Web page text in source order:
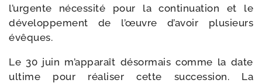
l’urgente néces­si­té pour la conti­nua­tion et le
déve­lop­pe­ment de l’œuvre d’avoir plu­sieurs
évêques.
Le 30 juin m’apparaît désor­mais comme la date
ultime pour réa­li­ser cette suc­ces­sion. La